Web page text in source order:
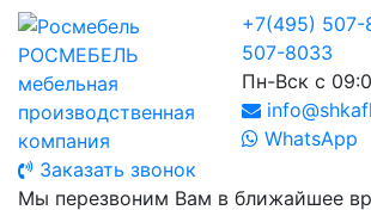
РОСМЕБЕЛЬ
мебельная
производственная
компания
+7(495) 507-
507-8033
Пн-Вск с
WhatsApp
Заказать звонок
Мы перезвоним Вам в ближайшее